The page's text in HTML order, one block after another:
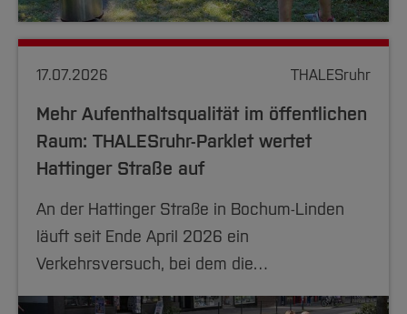
17.07.2026 THALESruhr
Mehr Aufenthaltsqualität im öffentlichen
Raum: THALESruhr-Parklet wertet
Hattinger Straße auf
An der Hattinger Straße in Bochum-Linden
läuft seit Ende April 2026 ein
Verkehrsversuch, bei dem die…